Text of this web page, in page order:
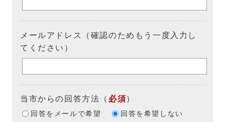
メールアドレス（確認のためもう一度入力し
てください）
当市からの回答方法 （ 必須）
回答をメールで希望 回答を希望しない